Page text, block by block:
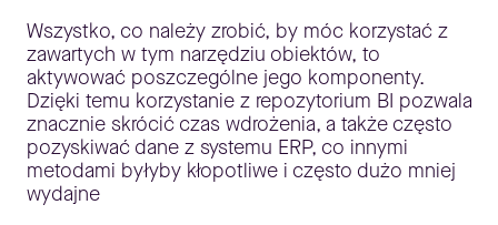
Wszystko, co należy zrobić, by móc korzystać z
zawartych w tym narzędziu obiektów, to
aktywować poszczególne jego komponenty.
Dzięki temu korzystanie z repozytorium BI pozwala
znacznie skrócić czas wdrożenia, a także często
pozyskiwać dane z systemu ERP, co innymi
metodami byłyby kłopotliwe i często dużo mniej
wydajne